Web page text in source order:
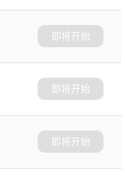
即将开始
即将开始
即将开始